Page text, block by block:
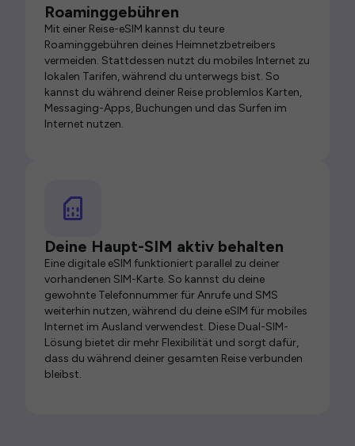
Roaminggebühren
Mit einer Reise-eSIM kannst du teure
Roaminggebühren deines Heimnetzbetreibers
vermeiden. Stattdessen nutzt du mobiles Internet zu
lokalen Tarifen, während du unterwegs bist. So
kannst du während deiner Reise problemlos Karten,
Messaging-Apps, Buchungen und das Surfen im
Internet nutzen.
Deine Haupt-SIM aktiv behalten
Eine digitale eSIM funktioniert parallel zu deiner
vorhandenen SIM-Karte. So kannst du deine
gewohnte Telefonnummer für Anrufe und SMS
weiterhin nutzen, während du deine eSIM für mobiles
Internet im Ausland verwendest. Diese Dual-SIM-
Lösung bietet dir mehr Flexibilität und sorgt dafür,
dass du während deiner gesamten Reise verbunden
bleibst.